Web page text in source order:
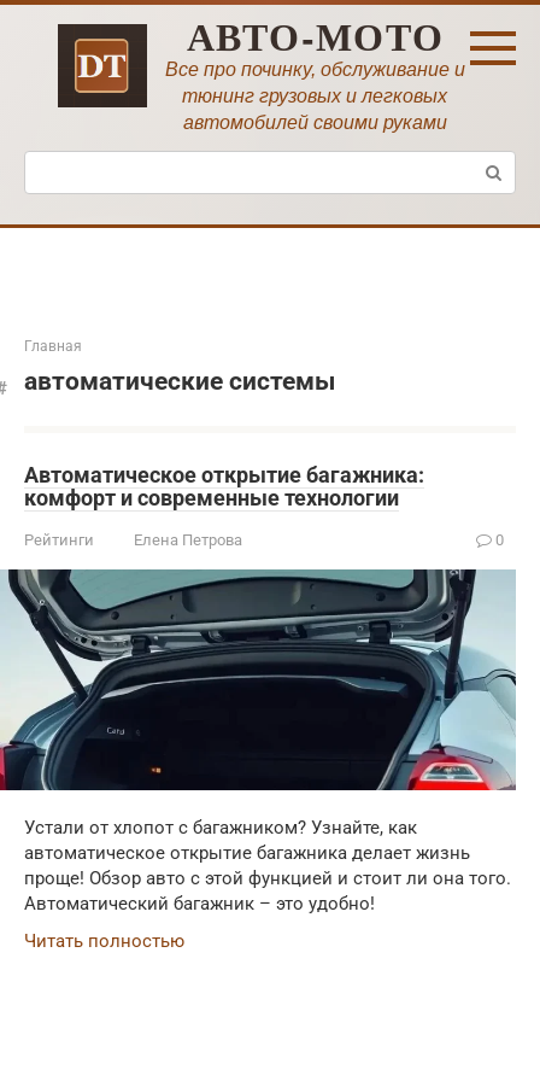
Перейти
АВТО-МОТО
Все про починку, обслуживание и
тюнинг грузовых и легковых
автомобилей своими руками
Поиск:
Главная
автоматические системы
Автоматическое открытие багажника:
комфорт и современные технологии
Рейтинги Елена Петрова 0
Устали от хлопот с багажником? Узнайте, как
автоматическое открытие багажника делает жизнь
проще! Обзор авто с этой функцией и стоит ли она того.
Автоматический багажник – это удобно!
Читать полностью